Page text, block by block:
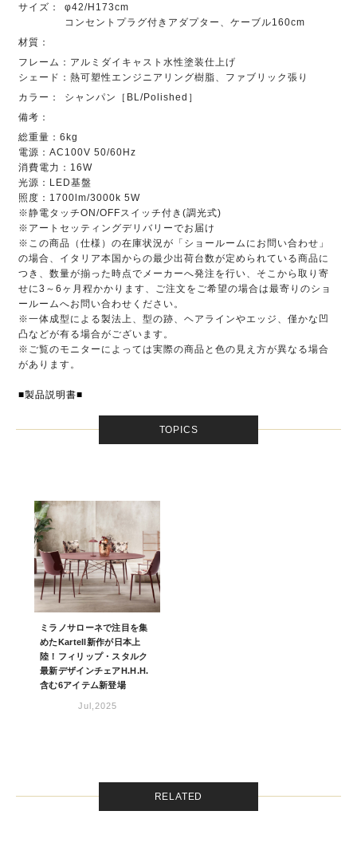
サイズ：
φ42/H173cm
コンセントプラグ付きアダプター、ケーブル160cm
材質：
フレーム：アルミダイキャスト水性塗装仕上げ
シェード：熱可塑性エンジニアリング樹脂、ファブリック張り
カラー：
シャンパン［BL/Polished］
備考：
総重量：6kg
電源：AC100V 50/60Hz
消費電力：16W
光源：LED基盤
照度：1700lm/3000k 5W
※静電タッチON/OFFスイッチ付き(調光式)
※アートセッティングデリバリーでお届け
※この商品（仕様）の在庫状況が「ショールームにお問い合わせ」
の場合、イタリア本国からの最少出荷台数が定められている商品に
つき、数量が揃った時点でメーカーへ発注を行い、そこから取り寄
せに3～6ヶ月程かかります、ご注文をご希望の場合は最寄りのショ
ールームへお問い合わせください。
※一体成型による製法上、型の跡、ヘアラインやエッジ、僅かな凹
凸などが有る場合がございます。
※ご覧のモニターによっては実際の商品と色の見え方が異なる場合
があります。
■製品説明書■
TOPICS
ミラノサローネで注目を集
めたKartell新作が日本上
陸！フィリップ・スタルク
最新デザインチェアH.H.H.
含む6アイテム新登場
Jul,2025
RELATED